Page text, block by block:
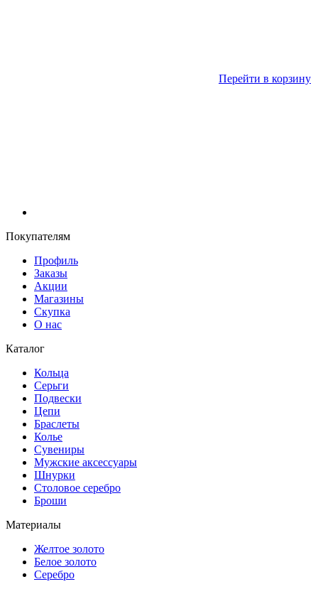
Перейти в корзину
Покупателям
Профиль
Заказы
Акции
Магазины
Скупка
О нас
Каталог
Кольца
Серьги
Подвески
Цепи
Браслеты
Колье
Сувениры
Мужские аксессуары
Шнурки
Столовое серебро
Броши
Материалы
Желтое золото
Белое золото
Серебро